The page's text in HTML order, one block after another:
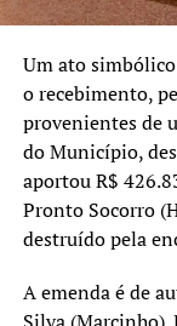
Um ato
o recebimento,
provenientes de
do Município,
aportou R$
Pronto Socorro
destruído pela
A emenda é de